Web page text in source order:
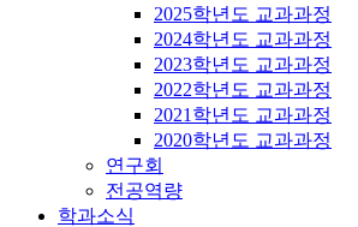
2025학년도 교과과정
2024학년도 교과과정
2023학년도 교과과정
2022학년도 교과과정
2021학년도 교과과정
2020학년도 교과과정
연구회
전공역량
학과소식